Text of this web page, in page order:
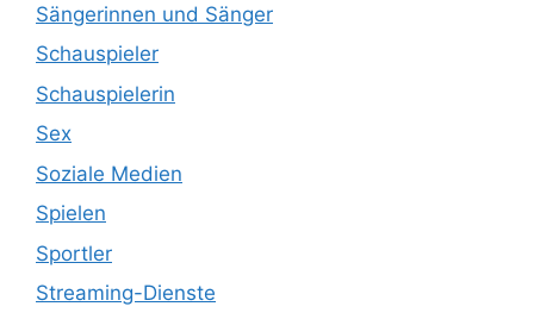
Sängerinnen und Sänger
Schauspieler
Schauspielerin
Sex
Soziale Medien
Spielen
Sportler
Streaming-Dienste